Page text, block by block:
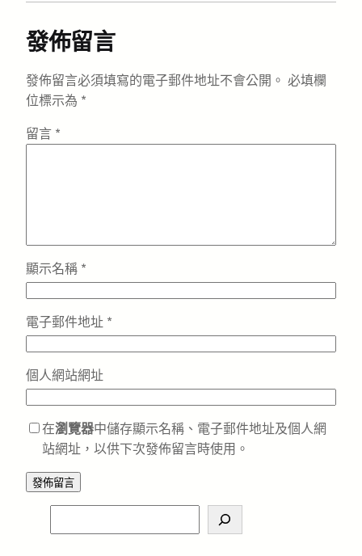
發佈留言
發佈留言必須填寫的電子郵件地址不會公開。 必填欄
位標示為 *
留言 *
顯示名稱 *
電子郵件地址 *
個人網站網址
在瀏覽器中儲存顯示名稱、電子郵件地址及個人網
站網址，以供下次發佈留言時使用。
e